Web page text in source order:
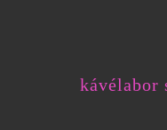
kávélabor